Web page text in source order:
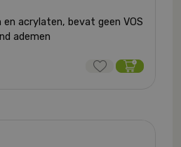
en acrylaten, bevat geen VOS
ademen